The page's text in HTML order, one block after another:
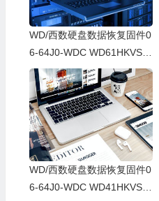
WD/西数硬盘数据恢复固件0
6-64J0-WDC WD61HKVS-7
8AUSY0-80-00A80-WD-WX
52D71DH04K-00060064-27
00
WD/西数硬盘数据恢复固件0
6-64J0-WDC WD41HKVS-7